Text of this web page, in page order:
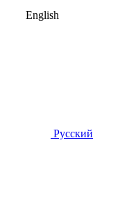
English
Русский